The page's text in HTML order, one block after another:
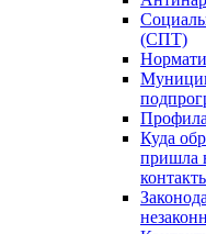
(СПТ)
Куда
пришла